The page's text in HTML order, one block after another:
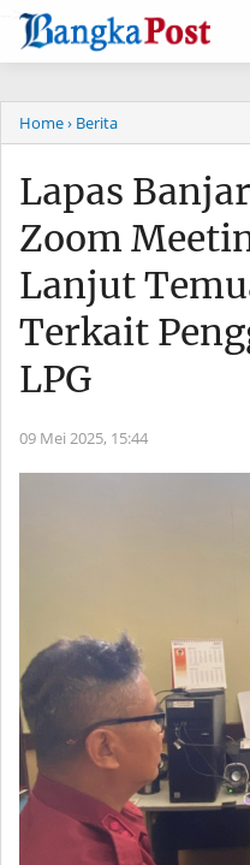
-->
Home› Berita
Lapas
Zoom
Lanjut
Terkait
LPG
09 Mei 2025, 15:44